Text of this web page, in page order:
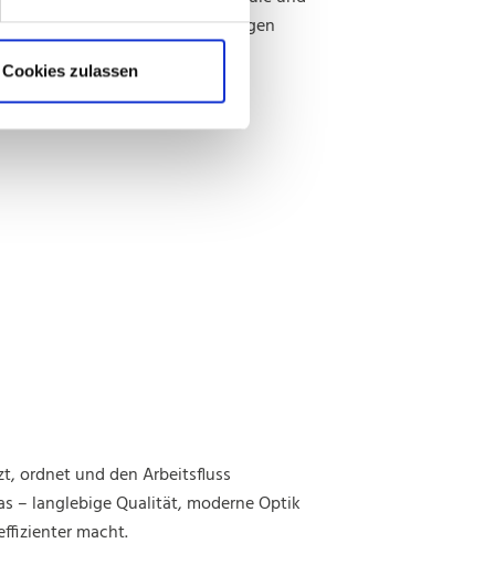
Cookies zulassen
zu einem vollständigen
ordnet und den Arbeitsfluss
– langlebige Qualität, moderne Optik
macht.